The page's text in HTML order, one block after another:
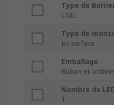
Type de
CMS
Type de
En surface
Emballage
Ruban et bobine
Nombre de
1